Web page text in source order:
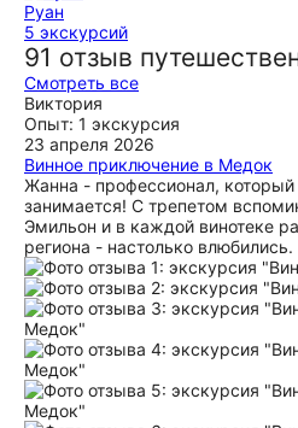
Руан
5 экскурсий
91 отзыв
Смотреть все
Виктория
Опыт: 1 экскурсия
23 апреля 2026
Винное приключение в Медок
Жанна - профессионал,
занимается! С трепетом
Эмильон и в каждой винотеке
региона - настолько влюбились.